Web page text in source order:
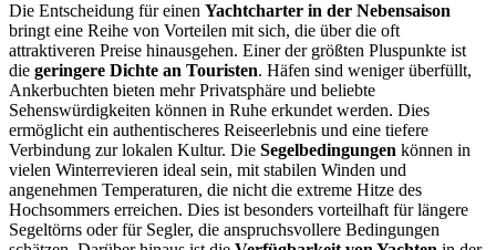
Die Entscheidung für einen Yachtcharter in der Nebensaison
bringt eine Reihe von Vorteilen mit sich, die über die oft
attraktiveren Preise hinausgehen. Einer der größten Pluspunkte ist
die geringere Dichte an Touristen. Häfen sind weniger überfüllt,
Ankerbuchten bieten mehr Privatsphäre und beliebte
Sehenswürdigkeiten können in Ruhe erkundet werden. Dies
ermöglicht ein authentischeres Reiseerlebnis und eine tiefere
Verbindung zur lokalen Kultur. Die Segelbedingungen können in
vielen Winterrevieren ideal sein, mit stabilen Winden und
angenehmen Temperaturen, die nicht die extreme Hitze des
Hochsommers erreichen. Dies ist besonders vorteilhaft für längere
Segeltörns oder für Segler, die anspruchsvollere Bedingungen